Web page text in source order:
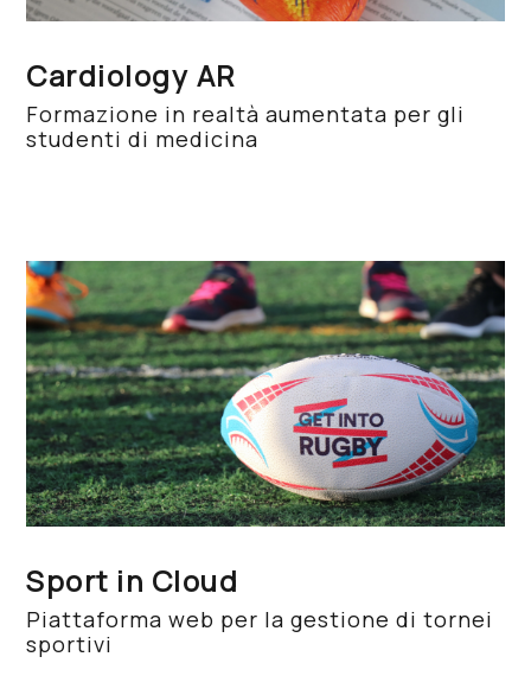
Cardiology AR
Formazione in realtà aumentata per gli
studenti di medicina
Sport in Cloud
Piattaforma web per la gestione di tornei
sportivi